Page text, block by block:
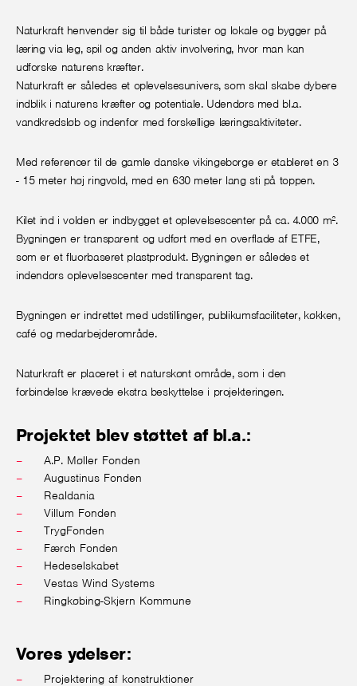
Naturkraft henvender sig til både turister og lokale og bygger på
læring via leg, spil og anden aktiv involvering, hvor man kan
udforske naturens kræfter.
Naturkraft er således et oplevelsesunivers, som skal skabe dybere
indblik i naturens kræfter og potentiale. Udendørs med bl.a.
vandkredsløb og indenfor med forskellige læringsaktiviteter.
Med referencer til de gamle danske vikingeborge er etableret en 3
- 15 meter høj ringvold, med en 630 meter lang sti på toppen.
Kilet ind i volden er indbygget et oplevelsescenter på ca. 4.000 m².
Bygningen er transparent og udført med en overflade af ETFE,
som er et fluorbaseret plastprodukt. Bygningen er således et
indendørs oplevelsescenter med transparent tag.
Bygningen er indrettet med udstillinger, publikumsfaciliteter, køkken,
café og medarbejderområde.
Naturkraft er placeret i et naturskønt område, som i den
forbindelse krævede ekstra beskyttelse i projekteringen.
Projektet blev støttet af bl.a.:
A.P. Møller Fonden
Augustinus Fonden
Realdania
Villum Fonden
TrygFonden
Færch Fonden
Hedeselskabet
Vestas Wind Systems
Ringkøbing-Skjern Kommune
Vores ydelser:
Projektering af konstruktioner